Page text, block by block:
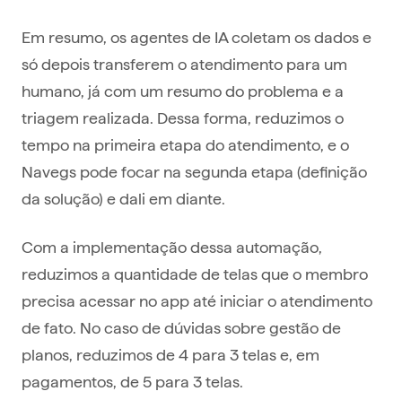
Em resumo, os agentes de IA coletam os dados e
só depois transferem o atendimento para um
humano, já com um resumo do problema e a
triagem realizada. Dessa forma, reduzimos o
tempo na primeira etapa do atendimento, e o
Navegs pode focar na segunda etapa (definição
da solução) e dali em diante.
Com a implementação dessa automação,
reduzimos a quantidade de telas que o membro
precisa acessar no app até iniciar o atendimento
de fato. No caso de dúvidas sobre gestão de
planos, reduzimos de 4 para 3 telas e, em
pagamentos, de 5 para 3 telas.